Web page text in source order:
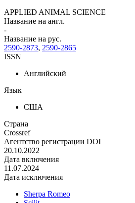
APPLIED ANIMAL SCIENCE
Название на англ.
-
Название на рус.
2590-2873, 2590-2865
ISSN
Английский
Язык
США
Страна
Crossref
Агентство регистрации DOI
20.10.2022
Дата включения
11.07.2024
Дата исключения
Sherpa Romeo